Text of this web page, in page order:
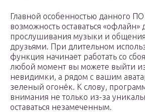
Главной особенностью данного ПО
возможность оставаться «офлайн»
прослушивания музыки и
друзьями. При длительном
функция начинает работать со
любой момент вы можете выйти
невидимки, а рядом с вашим
зеленый огонёк. К слову,
внимания не только из-за
оставаться незамеченным.